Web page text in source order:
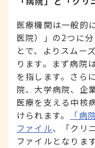
医療機関は一般的
医院）」の2つに
とで、よりスムー
ります。まず病院
を指します。さら
院、大学病院、企
医療を支える中核
けられます。
「病
ファイル、「クリ
ファイルとなります